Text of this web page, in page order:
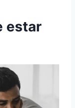
estar